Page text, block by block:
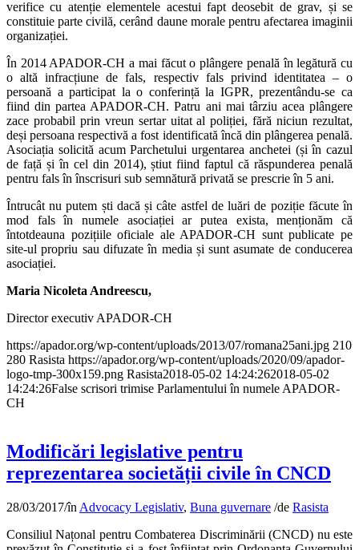
verifice cu atenție elementele acestui fapt deosebit de grav, și se
constituie parte civilă, cerând daune morale pentru afectarea imaginii
organizației.
În 2014 APADOR-CH a mai făcut o plângere penală în legătură cu
o altă infracțiune de fals, respectiv fals privind identitatea – o
persoană a participat la o conferință la IGPR, prezentându-se ca
fiind din partea APADOR-CH. Patru ani mai târziu acea plângere
zace probabil prin vreun sertar uitat al poliției, fără niciun rezultat,
deși persoana respectivă a fost identificată încă din plângerea penală.
Asociația solicită acum Parchetului urgentarea anchetei (și în cazul
de față și în cel din 2014), știut fiind faptul că răspunderea penală
pentru fals în înscrisuri sub semnătură privată se prescrie în 5 ani.
Întrucât nu putem ști dacă și câte astfel de luări de poziție făcute în
mod fals în numele asociației ar putea exista, menționăm că
întotdeauna pozițiile oficiale ale APADOR-CH sunt publicate pe
site-ul propriu sau difuzate în media și sunt asumate de conducerea
asociației.
Maria Nicoleta Andreescu,
Director executiv APADOR-CH
https://apador.org/wp-content/uploads/2013/07/romana25ani.jpg 210
280 Rasista https://apador.org/wp-content/uploads/2020/09/apador-
logo-tmp-300x159.png Rasista2018-05-02 14:24:262018-05-02
14:24:26False scrisori trimise Parlamentului în numele APADOR-
CH
Modificări legislative pentru
reprezentarea societății civile în CNCD
28/03/2017/în Advocacy Legislativ, Buna guvernare /de Rasista
Consiliul Națonal pentru Combaterea Discriminării (CNCD) nu este